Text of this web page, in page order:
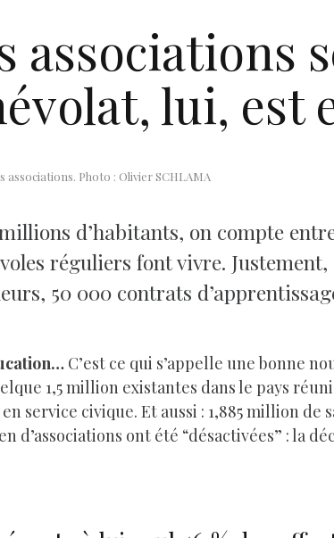
associations
lui, est
associations. Photo : Olivier SCHLAMA
d’habitants, on compte
réguliers font vivre.
50 000 contrats
C’est ce qui s’appelle une bonne
1,5 million existantes dans le pays
service civique. Et aussi : 1,885 million de
d’associations ont été “désactivées” : la